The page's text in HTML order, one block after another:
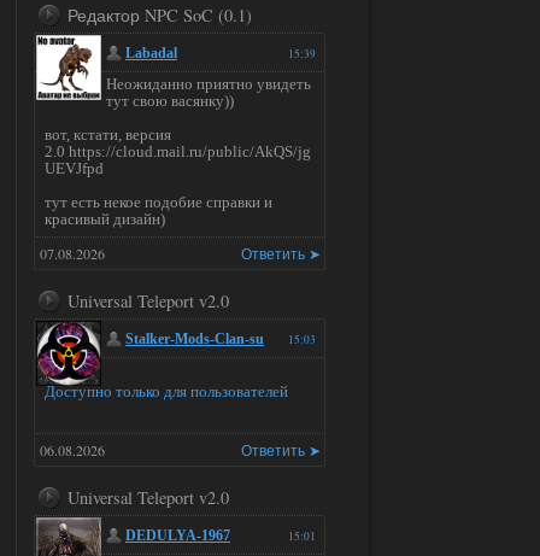
Редактор NPC SoC (0.1)
15:39
Labadal
Неожиданно приятно увидеть
тут свою васянку))
вот, кстати, версия
2.0 https://cloud.mail.ru/public/AkQS/jg
UEVJfpd
тут есть некое подобие справки и
красивый дизайн)
Ответить ➤
07.08.2026
Universal Teleport v2.0
15:03
Stalker-Mods-Clan-su
Доступно только для пользователей
Ответить ➤
06.08.2026
Universal Teleport v2.0
15:01
DEDULYA-1967